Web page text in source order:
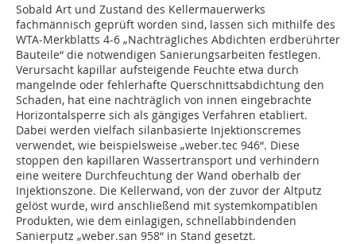
Sobald Art und Zustand des Kellermauerwerks
fachmännisch geprüft worden sind, lassen sich mithilfe des
WTA-Merkblatts 4-6 „Nachträgliches Abdichten erdberührter
Bauteile“ die notwendigen Sanierungsarbeiten festlegen.
Verursacht kapillar aufsteigende Feuchte etwa durch
mangelnde oder fehlerhafte Querschnittsabdichtung den
Schaden, hat eine nachträglich von innen eingebrachte
Horizontalsperre sich als gängiges Verfahren etabliert.
Dabei werden vielfach silanbasierte Injektionscremes
verwendet, wie beispielsweise „weber.tec 946“. Diese
stoppen den kapillaren Wassertransport und verhindern
eine weitere Durchfeuchtung der Wand oberhalb der
Injektionszone. Die Kellerwand, von der zuvor der Altputz
gelöst wurde, wird anschließend mit systemkompatiblen
Produkten, wie dem einlagigen, schnellabbindenden
Sanierputz „weber.san 958“ in Stand gesetzt.